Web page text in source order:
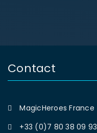
Contact
MagicHeroes France
+33 (0)7 80 38 09 93